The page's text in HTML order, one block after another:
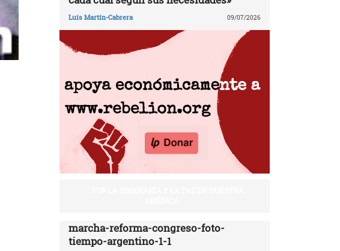
Luís Martín-Cabrera 09/07/2026
marcha-reforma-congreso-foto-
tiempo-argentino-1-1